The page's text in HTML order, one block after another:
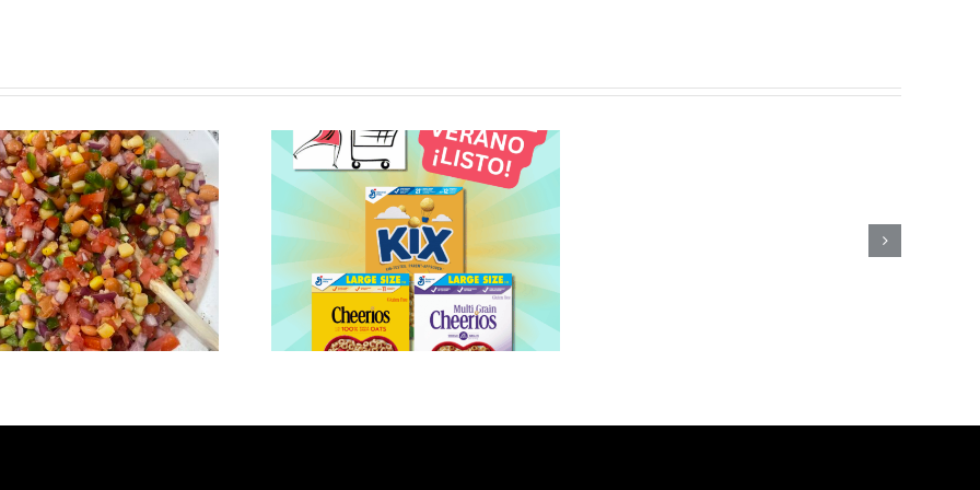
Los cereales no
son sólo para el
desayuno